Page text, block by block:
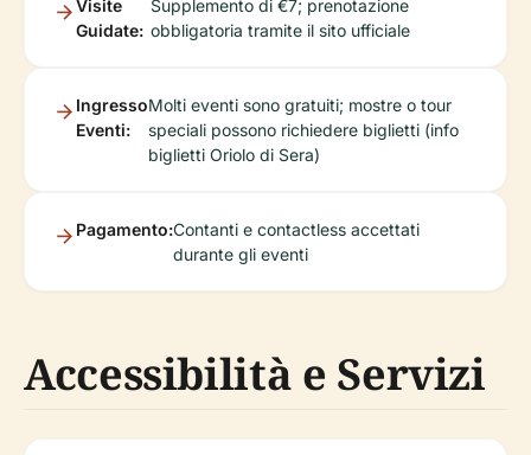
Visite
Guidate:
Supplemento di €7; prenotazione
obbligatoria tramite il sito ufficiale
Ingresso
Eventi:
Molti eventi sono gratuiti; mostre o tour
speciali possono richiedere biglietti (info
biglietti Oriolo di Sera)
Pagamento:Contanti e contactless accettati
durante gli eventi
Accessibilità e Servizi